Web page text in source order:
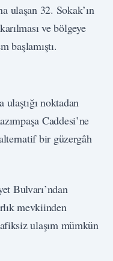
ulaşan 32. Sokak’ın
ve bölgeye
başlamıştı.
ulaştığı noktadan
Caddesi’ne
bir güzergâh
Bulvarı’ndan
mevkiinden
ulaşım mümkün